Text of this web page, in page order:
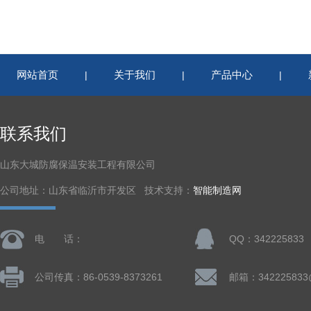
网站首页 | 关于我们 | 产品中心 |
联系我们
山东大城防腐保温安装工程有限公司
公司地址：山东省临沂市开发区 技术支持： 智能制造网
电 话： QQ：342225833
公司传真：86-0539-8373261 邮箱：